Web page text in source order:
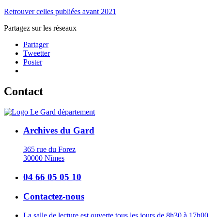
Retrouver celles publiées avant 2021
Partagez sur les réseaux
Partager
Tweetter
Poster
Contact
Archives du Gard
365 rue du Forez
30000 Nîmes
04 66 05 05 10
Contactez-nous